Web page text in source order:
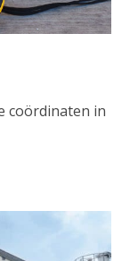
coördinaten in